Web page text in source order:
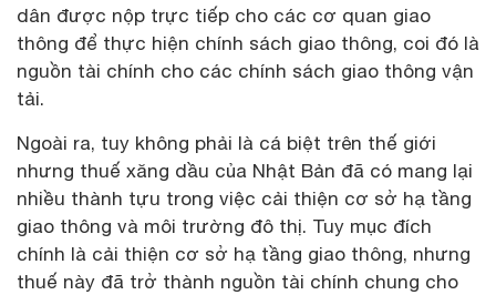
dân được nộp trực tiếp cho các cơ quan giao
thông để thực hiện chính sách giao thông, coi đó là
nguồn tài chính cho các chính sách giao thông vận
tải.
Ngoài ra, tuy không phải là cá biệt trên thế giới
nhưng thuế xăng dầu của Nhật Bản đã có mang lại
nhiều thành tựu trong việc cải thiện cơ sở hạ tầng
giao thông và môi trường đô thị. Tuy mục đích
chính là cải thiện cơ sở hạ tầng giao thông, nhưng
thuế này đã trở thành nguồn tài chính chung cho